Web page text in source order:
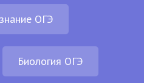
ОГЭ
Биология ОГЭ